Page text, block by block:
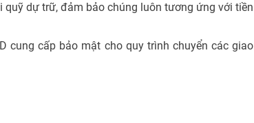
dự trữ, đảm bảo chúng luôn tương ứng với tiền
cung cấp bảo mật cho quy trình chuyển các giao